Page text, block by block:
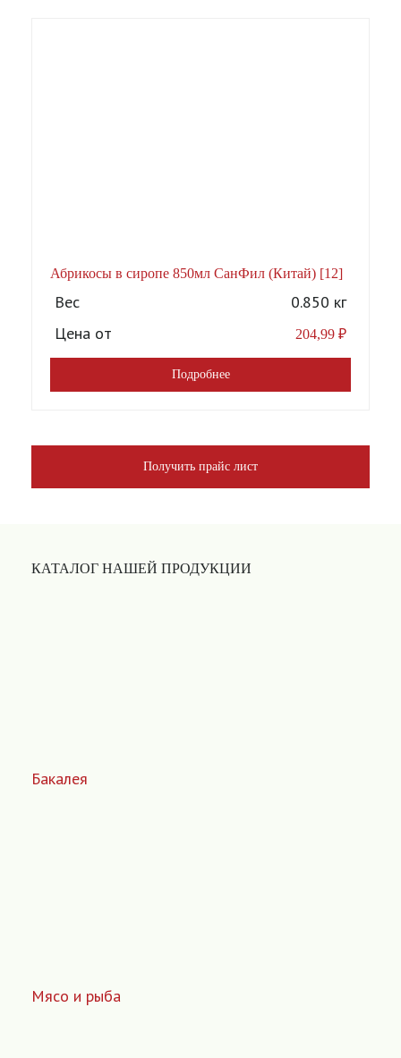
Абрикосы в сиропе 850мл СанФил (Китай) [12]
Вес
0.850 кг
Цена от
204,99 ₽
Подробнее
Получить прайс лист
КАТАЛОГ НАШЕЙ ПРОДУКЦИИ
Бакалея
Мясо и рыба